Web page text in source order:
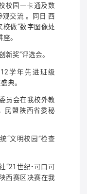
校园一卡通及数
交流 。同日 西
做“数字图像处
。
新奖”评选会。
学年先进班级
典。
员会在我校外教
民盟陕西省委秘
“文明校园”检查
“21世纪•可口可
西赛区决赛在我